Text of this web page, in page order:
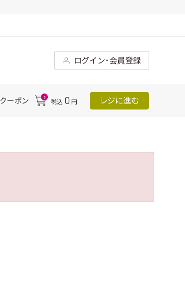
ログイン･会員登録
クーポン 0
税込 0 円 レジに進む